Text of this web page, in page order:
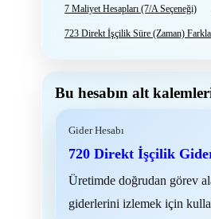
7 Maliyet Hesapları (7/A Seçeneği)
723 Direkt İşçilik Süre (Zaman)
Bu hesabın alt
Gider Hesabı
720 Direkt İşçilik
Üretimde doğrudan görev
giderlerini izlemek için